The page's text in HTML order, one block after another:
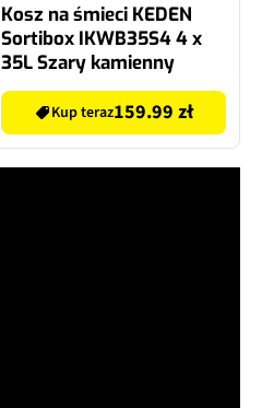
Kosz na śmieci KEDEN
Sortibox IKWB35S4 4 x
35L Szary kamienny
Kup teraz159.99 zł